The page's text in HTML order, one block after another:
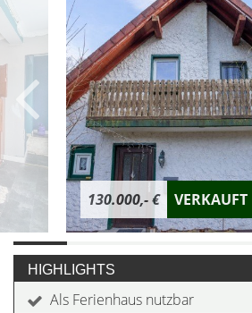
130.000,- € VERKAUFT
HIGHLIGHTS
Als Ferienhaus nutzbar